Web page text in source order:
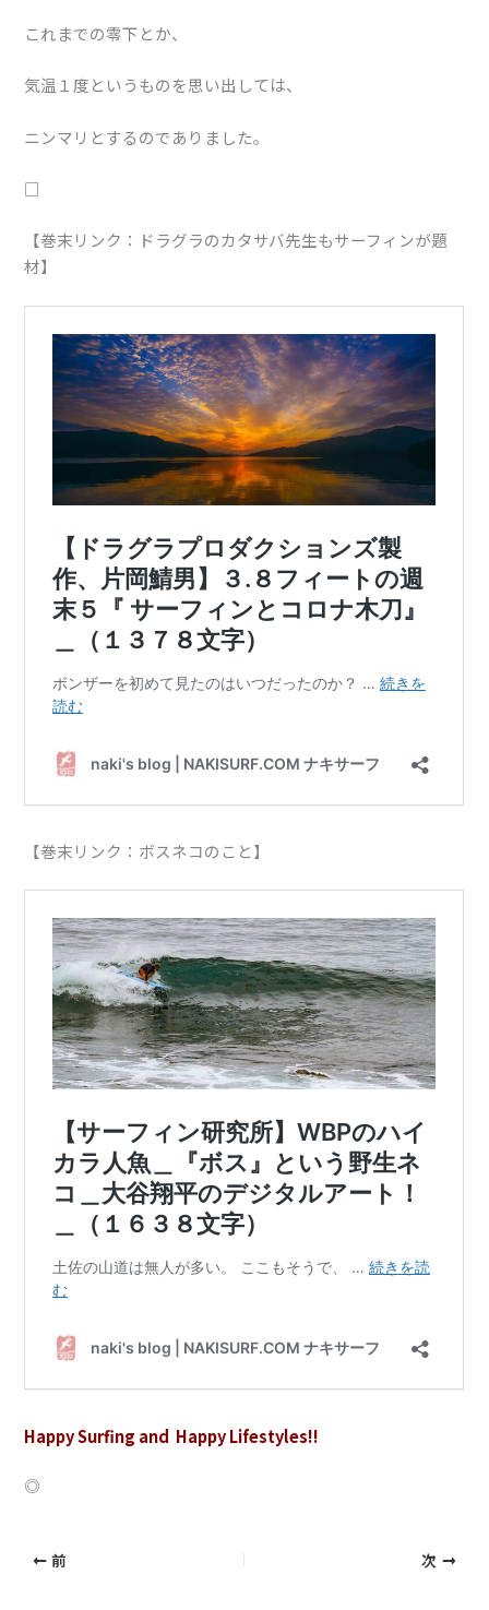
これまでの零下とか、
気温１度というものを思い出しては、
ニンマリとするのでありました。
□
【巻末リンク：ドラグラのカタサバ先生もサーフィンが題
材】
【巻末リンク：ボスネコのこと】
Happy Surfing and Happy Lifestyles!!
◎
前 次